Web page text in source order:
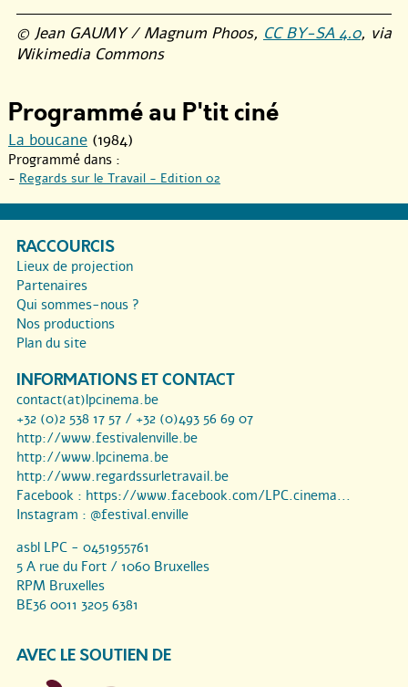
© Jean GAUMY / Magnum Phoos, CC BY-SA 4.0, via
Wikimedia Commons
Programmé au P'tit ciné
La boucane (1984)
Programmé dans :
- Regards sur le Travail - Edition 02
RACCOURCIS
Lieux de projection
Partenaires
Qui sommes-nous ?
Nos productions
Plan du site
INFORMATIONS ET CONTACT
contact(at)lpcinema.be
+32 (0)2 538 17 57 / +32 (0)493 56 69 07
http://www.festivalenville.be
http://www.lpcinema.be
http://www.regardssurletravail.be
Facebook : https://www.facebook.com/LPC.cinema...
Instagram : @festival.enville
asbl LPC - 0451955761
5 A rue du Fort / 1060 Bruxelles
RPM Bruxelles
BE36 0011 3205 6381
AVEC LE SOUTIEN DE